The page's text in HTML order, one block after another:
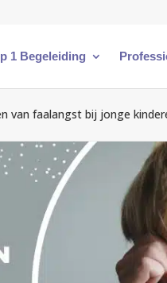
1 Begeleiding
van faalangst bij jonge